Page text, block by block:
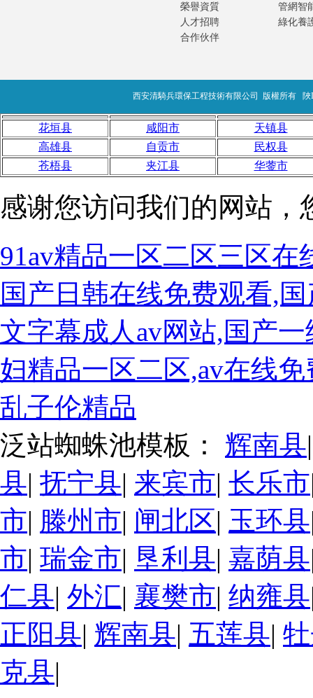
榮譽資質
人才招聘
合作伙伴
管網智
綠化養
西安清騎兵環保工程技術有限公司 版權所有 陜
花垣县 咸阳市
天镇县
高雄县
自贡市
民权县
苍梧县
夹江县 华蓥市
感谢您访问我们的网站，
91av精品一区二区三区
国产日韩在线免费观看,
文字幕成人av网站,国产
妇精品一区二区,av在线
乱子伦精品
泛站蜘蛛池模板： 辉南县
县| 抚宁县| 来宾市| 长乐市
市| 滕州市| 闸北区| 玉环县
市| 瑞金市| 垦利县| 嘉荫县
仁县| 外汇| 襄樊市| 纳雍县
正阳县| 辉南县| 五莲县|
克县|